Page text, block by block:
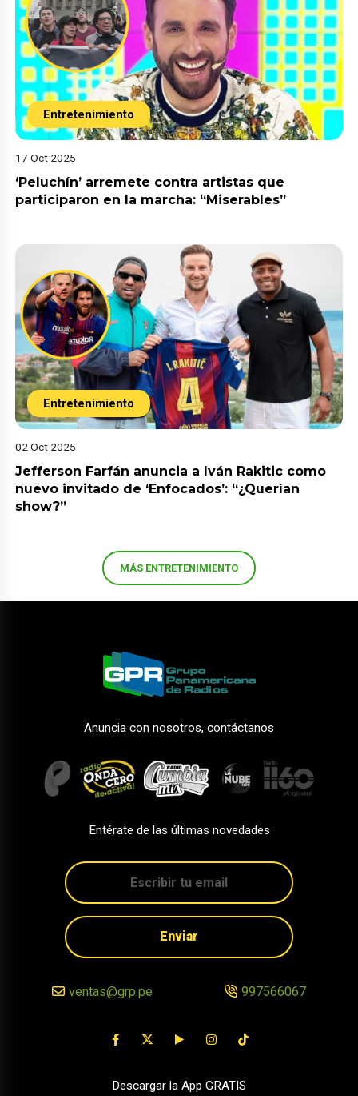
Entretenimiento
17 Oct 2025
‘Peluchín’ arremete contra artistas que
participaron en la marcha: “Miserables”
Entretenimiento
02 Oct 2025
Jefferson Farfán anuncia a Iván Rakitic como
nuevo invitado de ‘Enfocados’: “¿Querían
show?”
MÁS ENTRETENIMIENTO
Anuncia con nosotros, contáctanos
Entérate de las últimas novedades
Enviar
ventas@grp.pe 997566067
Descargar la App GRATIS